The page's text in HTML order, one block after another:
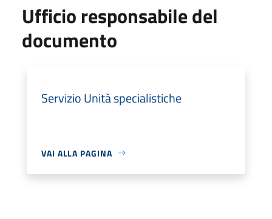
Ufficio responsabile del
documento
Servizio Unità specialistiche
VAI ALLA PAGINA